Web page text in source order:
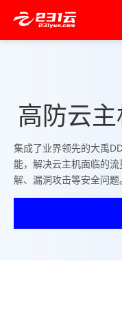
高防云
集成了业界领先的大禹
能，解决云主机面临的
解、漏洞攻击等安全问题